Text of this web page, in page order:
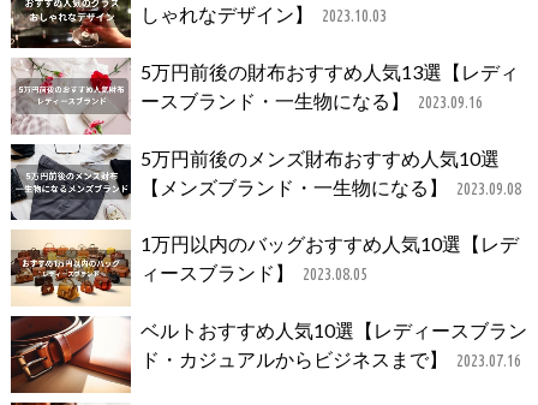
しゃれなデザイン】
2023.10.03
5万円前後の財布おすすめ人気13選【レディ
ースブランド・一生物になる】
2023.09.16
5万円前後のメンズ財布おすすめ人気10選
【メンズブランド・一生物になる】
2023.09.08
1万円以内のバッグおすすめ人気10選【レデ
ィースブランド】
2023.08.05
ベルトおすすめ人気10選【レディースブラン
ド・カジュアルからビジネスまで】
2023.07.16